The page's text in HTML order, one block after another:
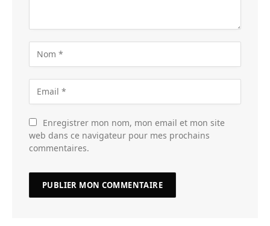
Enregistrer mon nom, mon email et mon site
web dans ce navigateur pour mes prochains
commentaires.